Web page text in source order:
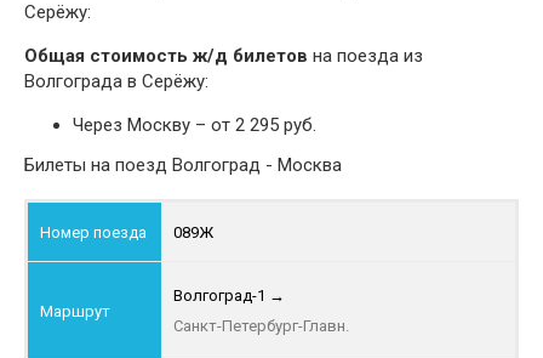
Серёжу:
Общая стоимость ж/д билетов на поезда из
Волгограда в Серёжу:
Через Москву – от 2 295 руб.
Билеты на поезд Волгоград - Москва
089Ж
Волгоград-1 →
Санкт-Петербург-Главн.